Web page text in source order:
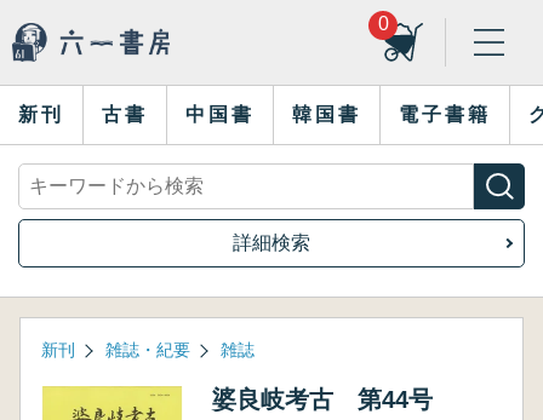
0
新刊 古書 中国書 韓国書 電子書籍
詳細検索
新刊 雑誌・紀要 雑誌
婆良岐考古 第44号